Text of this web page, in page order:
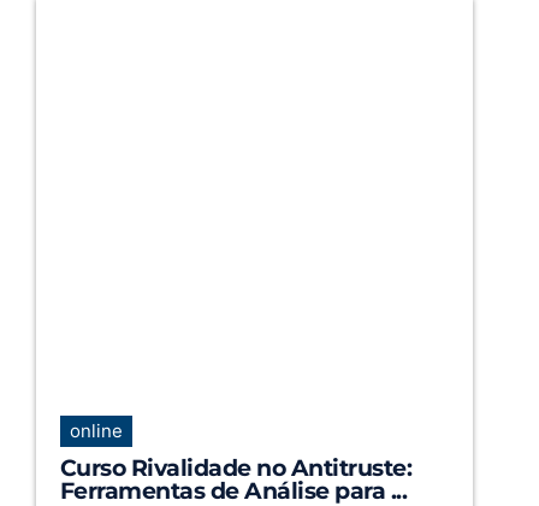
online
Curso Rivalidade no Antitruste:
Ferramentas de Análise para ...